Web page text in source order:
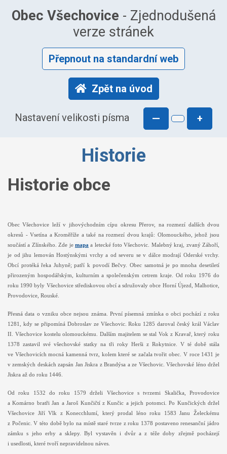
Obec Všechovice - Zjednodušená
verze stránek
Přepnout na standardní web
Zpět na úvod
Nastavení velikosti písma — +
Historie
Historie obce
Obec Všechovice leží v jihovýchodním cípu okresu Přerov, na rozmezí dalších dvou
okresů - Vsetína a Kroměříže a také na rozmezí dvou krajů: Olomouckého, jehož jsou
součástí a Zlínského. Zde je mapa a letecké foto Všechovic. Malebný kraj, zvaný Záhoří,
je od jihu lemován Hostýnskými vrchy a od severu se v dálce modrají Oderské vrchy.
Obcí protéká řeka Juhyně; patří k povodí Bečvy. Obec samotná je po mnoha desetiletí
přirozeným hospodářským, kulturním a společenským cetrem kraje. Od roku 1976 do
roku 1990 byly Všechovice střediskovou obcí a sdružovaly obce Horní Újezd, Malhotice,
Provodovice, Rouské.
Přesná data o vzniku obce nejsou známa. První písemná zmínka o obci pochází z roku
1281, kdy se připomíná Dobroslav ze Všechovic. Roku 1285 daroval český král Václav
II. Všechovice kostelu olomouckému. Dalším majitelem se stal Vok z Kravař, který roku
1378 zastavil své všechovské statky na tři roky Herši z Rokytnice. V té době stála
ve Všechovicích mocná kamenná tvrz, kolem které se začala tvořit obec. V roce 1431 je
v zemských deskách zapsán Jan Jiskra z Brandýsa a ze Všechovic. Všechovské léno držel
Jiskra až do roku 1446.
Od roku 1532 do roku 1579 drželi Všechovice s tvrzemi Skalička, Provodovice
a Komárno bratři Jan a Jaroš Kunčičtí z Kunčic a jejich potomci. Po Kunčických držel
Všechovice Jiří Vlk z Konecchlumí, který prodal léno roku 1583 Janu Želeckému
z Počenic. V této době bylo na místě staré tvrze z roku 1378 postaveno renesanční jádro
zámku s jeho erby a sklepy. Byl vystavěn i dvůr a z téže doby zřejmě pocházejí
i usedlosti, které tvoří nepravidelnou náves.